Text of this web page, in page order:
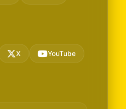
X YouTube